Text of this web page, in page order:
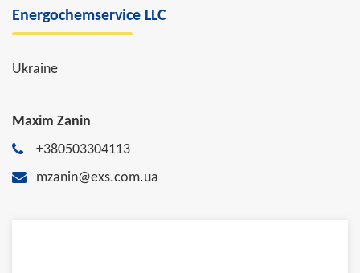
Energochemservice LLC
Ukraine
Maxim Zanin
+380503304113
mzanin@exs.com.ua